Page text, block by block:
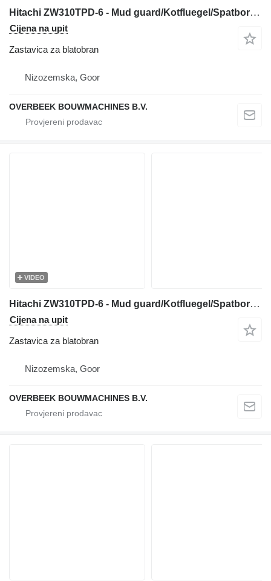
Hitachi ZW310TPD-6 - Mud guard/Kotfluegel/Spatbord zastavica za blatobran za prednjeg utovarivača
Cijena na upit
Zastavica za blatobran
Nizozemska, Goor
OVERBEEK BOUWMACHINES B.V.
VIDEO
Hitachi ZW310TPD-6 - Mud guard/Kotfluegel/Spatbord zastavica za blatobran za prednjeg utovarivača
Cijena na upit
Zastavica za blatobran
Nizozemska, Goor
OVERBEEK BOUWMACHINES B.V.